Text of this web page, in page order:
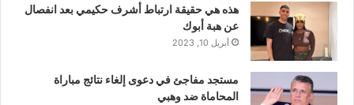
هذه هي حقيقة ارتباط أشرف حكيمي بعد انفصال
عن هبة أبوك
أبريل 10, 2023
مستجد مفاجئ في دعوى إلغاء نتائج مباراة
المحاماة ضد وهبي